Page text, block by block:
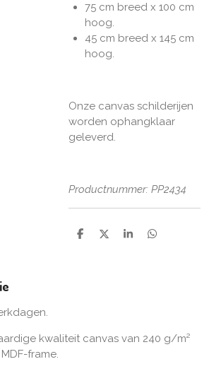
75 cm breed x 100 cm
hoog.
45 cm breed x 145 cm
hoog.
Onze canvas schilderijen
worden ophangklaar
geleverd.
Productnummer: PP2434
D
D
S
D
kwaliteit canvas van 240 g/m²
frame.